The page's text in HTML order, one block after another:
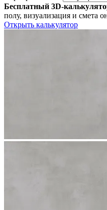
Бесплатный 3D-
полу, визуализация и смета
Открыть калькулятор